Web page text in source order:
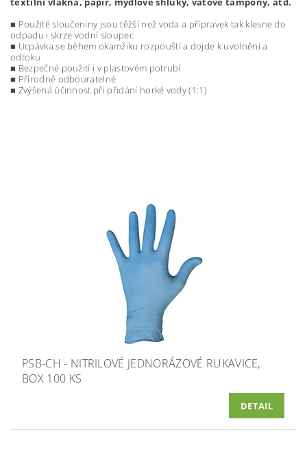
■ Použité sloučeniny jsou těžší než voda a přípravek tak klesne do
odpadu i skrze vodní sloupec
■ Ucpávka se během okamžiku rozpouští a dojde k uvolnění a
odtoku
■ Bezpečné použití i v plastovém potrubí
■ Přírodně odbouratelné
■ Zvýšená účinnost při přidání horké vody (1:1)
PSB-CH - NITRILOVÉ JEDNORÁZOVÉ RUKAVICE,
BOX 100 KS
DETAIL